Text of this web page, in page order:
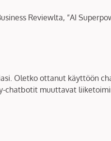
Reviewlta, ”AI
Oletko ottanut käyttöön
chatbotit muuttavat